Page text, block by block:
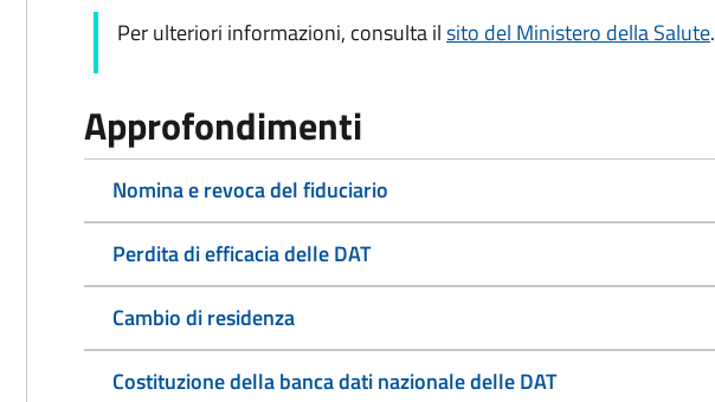
Per ulteriori informazioni, consulta ilsito del Ministero della Salute.
Approfondimenti
Nomina e revoca del fiduciario
Perdita di efficacia delle DAT
Cambio di residenza
Costituzione della banca dati nazionale delle DAT